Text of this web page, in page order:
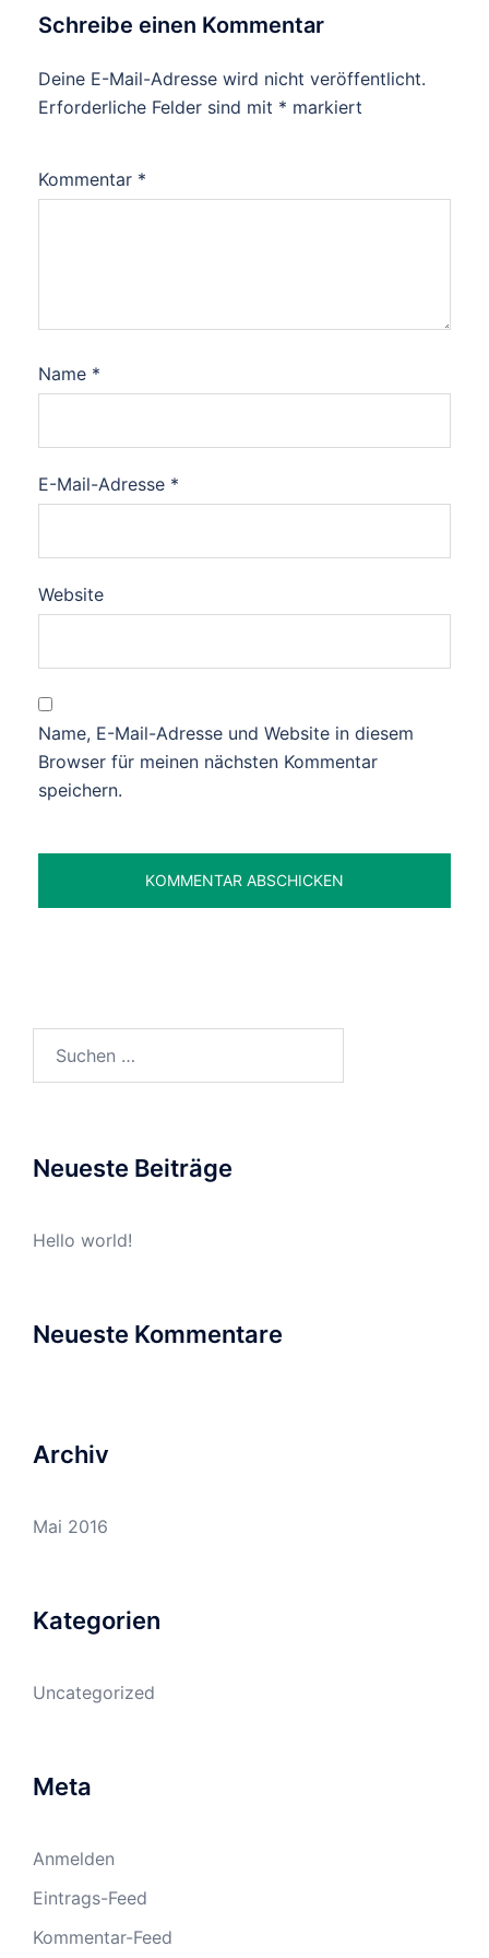
Schreibe einen Kommentar
Deine E-Mail-Adresse wird nicht veröffentlicht.
Erforderliche Felder sind mit * markiert
Kommentar *
Name *
E-Mail-Adresse *
Website
Name, E-Mail-Adresse und Website in diesem
Browser für meinen nächsten Kommentar
speichern.
Neueste Beiträge
Hello world!
Neueste Kommentare
Archiv
Mai 2016
Kategorien
Uncategorized
Meta
Anmelden
Eintrags-Feed
Kommentar-Feed